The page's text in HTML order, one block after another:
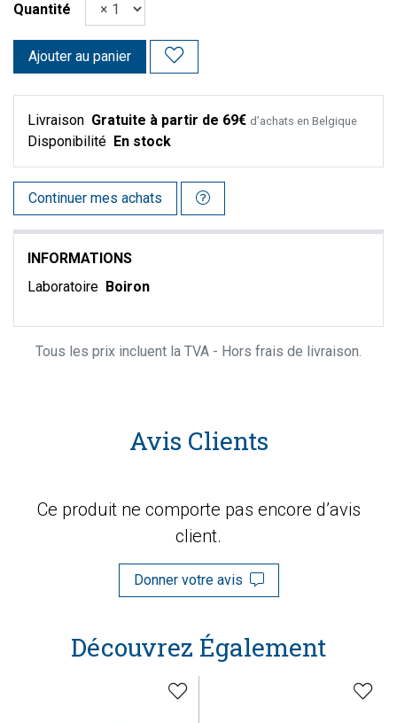
Quantité
Ajouter au panier
Livraison Gratuite à partir de 69€ d’achats en Belgique
Disponibilité En stock
Continuer mes achats
INFORMATIONS
Laboratoire Boiron
Tous les prix incluent la TVA - Hors frais de livraison.
Avis Clients
Ce produit ne comporte pas encore d’avis
client.
Donner votre avis
Découvrez Également